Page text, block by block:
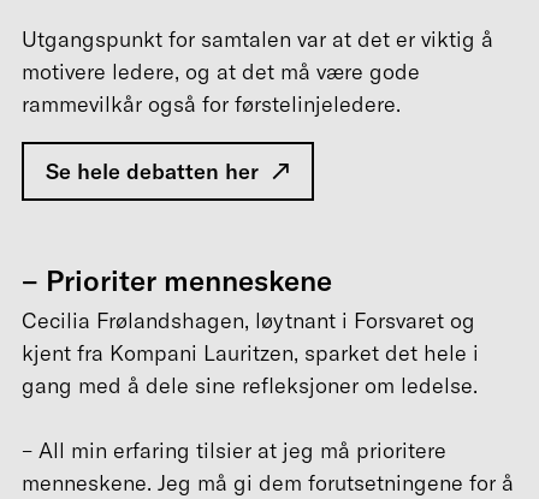
Utgangspunkt for samtalen var at det er viktig å
motivere ledere, og at det må være gode
rammevilkår også for førstelinjeledere.
Se hele debatten her
– Prioriter menneskene
Cecilia Frølandshagen, løytnant i Forsvaret og
kjent fra Kompani Lauritzen, sparket det hele i
gang med å dele sine refleksjoner om ledelse.
– All min erfaring tilsier at jeg må prioritere
menneskene. Jeg må gi dem forutsetningene for å